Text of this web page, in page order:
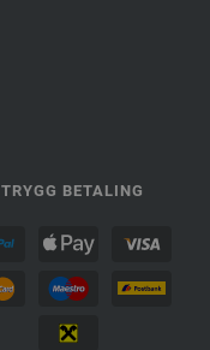
TRYGG BETALING